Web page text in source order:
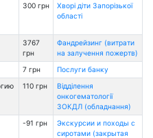
300 грн
Хворі діти Запорізької
області
3767
грн
Фандрейзинг (витрати
на залучення пожертв)
7 грн Послуги банку
110 грн
Відділення
онкогематології
ЗОКДЛ (обладнання)
-91 грн
Экскурсии и походы с
сиротами (закрытая